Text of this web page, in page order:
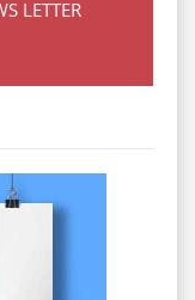
LETTER